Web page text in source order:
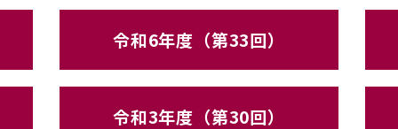
令和6年度（第33回）
令和3年度（第30回）